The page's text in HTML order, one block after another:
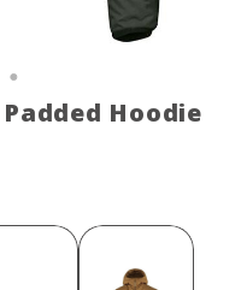
Hoodie